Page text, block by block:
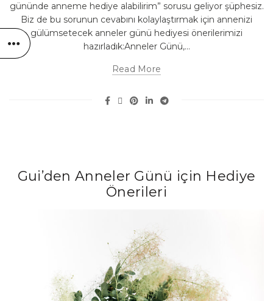
gününde anneme hediye alabilirim” sorusu geliyor şüphesiz.
Biz de bu sorunun cevabını kolaylaştırmak için annenizi
gülümsetecek anneler günü hediyesi önerilerimizi
hazırladık:Anneler Günü,...
Read More
Gui’den Anneler Günü için Hediye
Önerileri